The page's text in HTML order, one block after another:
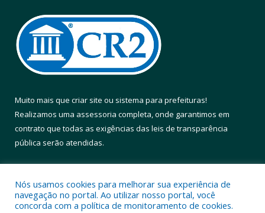
Muito mais que criar site ou sistema para prefeituras!
Realizamos uma assessoria completa, onde garantimos em
contrato que todas as exigências das leis de transparência
pública serão atendidas.
Nós usamos cookies para melhorar sua experiência de
navegação no portal. Ao utilizar nosso portal, você
concorda com a política de monitoramento de cookies.